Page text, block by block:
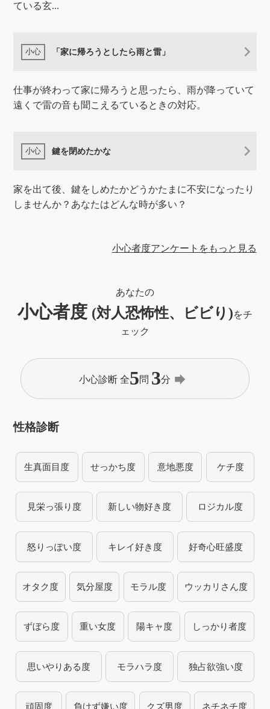
ている玄...
「家に帰ろうとしたら雨と雷」
仕事が終わって家に帰ろうと思ったら、雨が降っていて
遠くで雷の音も聞こえるているときの対応。
鍵を閉めたかな
家を出て後、鍵をしめたかどうかたまに不安になったり
しませんか？あなたはどんな時が多い？
小心者度アンケートをもっと見る
あなたの
小心者度 (対人恐怖性、ビビり)をチ
ェック
小心診断 全5問 3分 forward
性格診断
生真面目度 せっかち度 意地悪度 ケチ度
見栄っ張り度 新しい物好き度 ロジカル度
怒りっぽい度 キレイ好き度 好奇心旺盛度
オタク度 気分屋度 モラル度 ウッカリさん度
ずぼら度 重い女度 陽キャ度 しっかり者度
思いやりある度 モラハラ度 独占欲強い度
頑固度 負けず嫌い度 クズ男度 ネチネチ度